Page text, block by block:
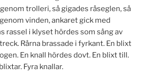
trolleri, så gigades råseglen, så
vinden, ankaret gick med
rassel i klyset hördes som sång av
Rårna brassade i fyrkant. En blixt
En knall hördes dovt. En blixt till.
Fyra knallar.